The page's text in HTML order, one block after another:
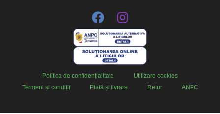
Politica de confidențialitate
Utilizare cookies
Termeni și condiții
Plată și livrare Retur ANPC